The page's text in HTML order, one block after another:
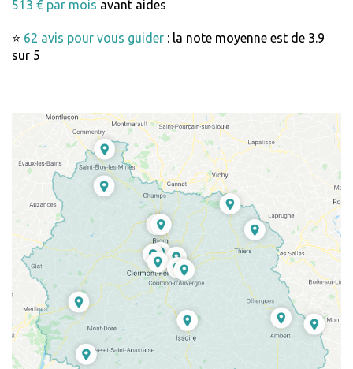
513 € par mois avant aides
⭐ 62 avis pour vous guider : la note moyenne est de 3.9
sur 5